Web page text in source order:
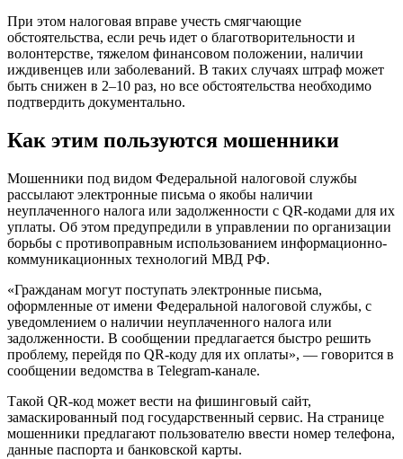
При этом налоговая вправе учесть смягчающие
обстоятельства, если речь идет о благотворительности и
волонтерстве, тяжелом финансовом положении, наличии
иждивенцев или заболеваний. В таких случаях штраф может
быть снижен в 2–10 раз, но все обстоятельства необходимо
подтвердить документально.
Как этим пользуются мошенники
Мошенники под видом Федеральной налоговой службы
рассылают электронные письма о якобы наличии
неуплаченного налога или задолженности с QR-кодами для их
уплаты. Об этом предупредили в управлении по организации
борьбы с противоправным использованием информационно-
коммуникационных технологий МВД РФ.
«Гражданам могут поступать электронные письма,
оформленные от имени Федеральной налоговой службы, с
уведомлением о наличии неуплаченного налога или
задолженности. В сообщении предлагается быстро решить
проблему, перейдя по QR-коду для их оплаты», — говорится в
сообщении ведомства в Telegram-канале.
Такой QR-код может вести на фишинговый сайт,
замаскированный под государственный сервис. На странице
мошенники предлагают пользователю ввести номер телефона,
данные паспорта и банковской карты.